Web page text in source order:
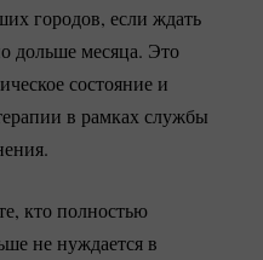
городов, если ждать
дольше месяца. Это
состояние и
в рамках службы
кто полностью
не нуждается в